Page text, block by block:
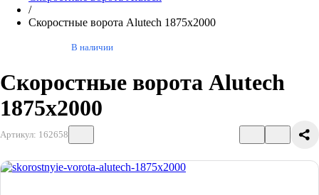
/
Скоростные ворота Alutech 1875х2000
Скоростные ворота Alutech
1875х2000
В наличии
Артикул: 162658